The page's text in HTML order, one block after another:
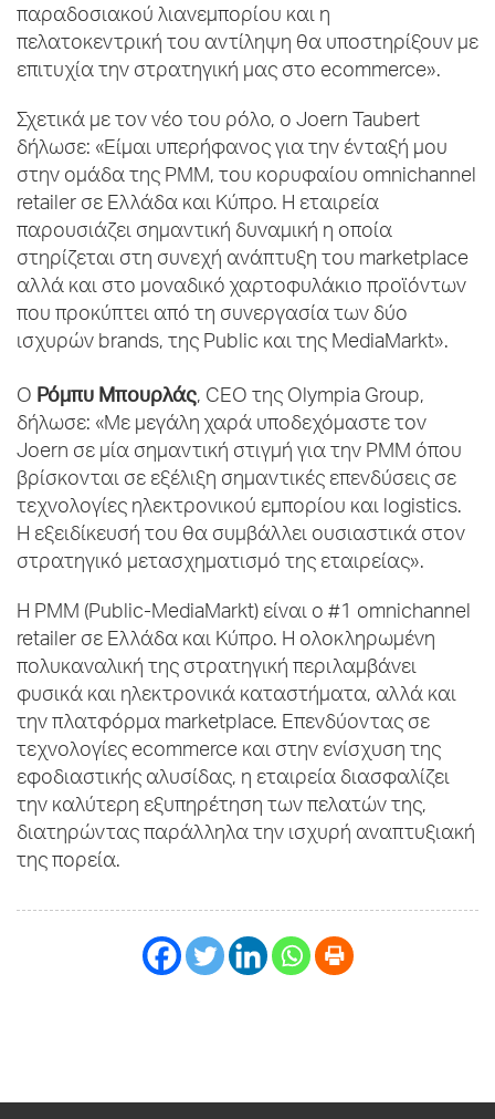
παραδοσιακού λιανεμπορίου και η
πελατοκεντρική του αντίληψη θα υποστηρίξουν με
επιτυχία την στρατηγική μας στο ecommerce».
Σχετικά με τον νέο του ρόλο, ο Joern Taubert
δήλωσε: «Είμαι υπερήφανος για την ένταξή μου
στην ομάδα της PMM, του κορυφαίου omnichannel
retailer σε Ελλάδα και Κύπρο. Η εταιρεία
παρουσιάζει σημαντική δυναμική η οποία
στηρίζεται στη συνεχή ανάπτυξη του marketplace
αλλά και στο μοναδικό χαρτοφυλάκιο προϊόντων
που προκύπτει από τη συνεργασία των δύο
ισχυρών brands, της Public και της MediaMarkt».
Ο Ρόμπυ Μπουρλάς, CEO της Olympia Group,
δήλωσε: «Με μεγάλη χαρά υποδεχόμαστε τον
Joern σε μία σημαντική στιγμή για την PMM όπου
βρίσκονται σε εξέλιξη σημαντικές επενδύσεις σε
τεχνολογίες ηλεκτρονικού εμπορίου και logistics.
Η εξειδίκευσή του θα συμβάλλει ουσιαστικά στον
στρατηγικό μετασχηματισμό της εταιρείας».
Η PMM (Public-MediaMarkt) είναι ο #1 omnichannel
retailer σε Ελλάδα και Κύπρο. Η ολοκληρωμένη
πολυκαναλική της στρατηγική περιλαμβάνει
φυσικά και ηλεκτρονικά καταστήματα, αλλά και
την πλατφόρμα marketplace. Επενδύοντας σε
τεχνολογίες ecommerce και στην ενίσχυση της
εφοδιαστικής αλυσίδας, η εταιρεία διασφαλίζει
την καλύτερη εξυπηρέτηση των πελατών της,
διατηρώντας παράλληλα την ισχυρή αναπτυξιακή
της πορεία.